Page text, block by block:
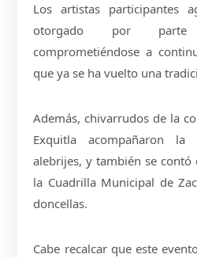
Los artistas participantes
otorgado por parte
comprometiéndose a
que ya se ha vuelto una
Además, chivarrudos de la
Exquitla acompañaron
alebrijes, y también se
la Cuadrilla Municipal de
doncellas.
Cabe recalcar que este